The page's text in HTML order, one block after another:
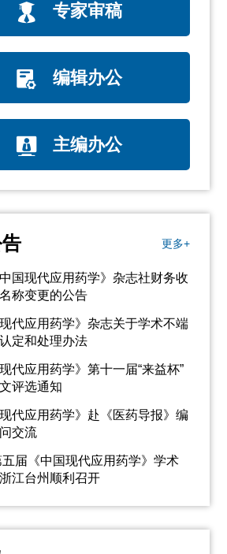
专家审稿
编辑办公
主编办公
更多+
国现代应用药学》杂志社财务收
称变更的公告
现代应用药学》杂志关于学术不端
定和处理办法
现代应用药学》第十一届“来益杯”
评选通知
现代应用药学》赴《医药导报》编
交流
届《中国现代应用药学》学术
江台州顺利召开